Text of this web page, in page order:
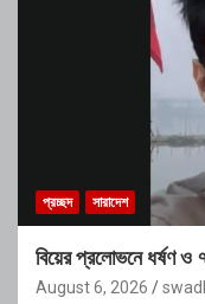
প্রচ্ছদ সারাদেশ
বিয়ের প্রলোভনে ধর্ষণ ও
August 6, 2026